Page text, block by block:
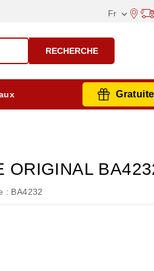
Fr 
RECHERCHE
ORIGINAL
: BA4232